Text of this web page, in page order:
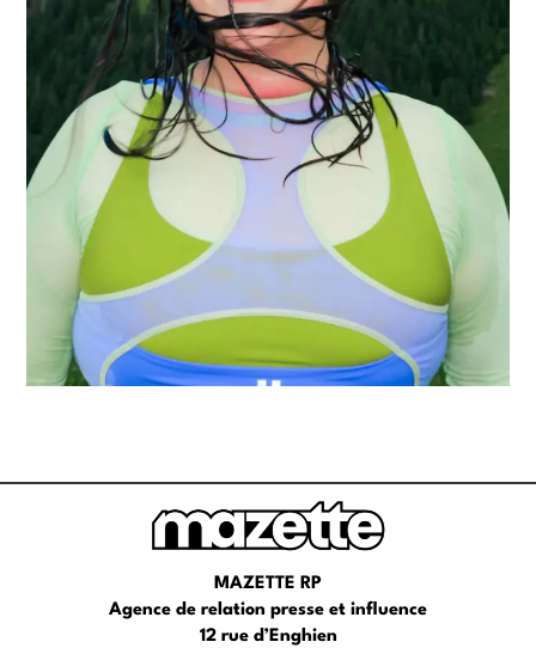
MAZETTE RP
Agence de relation presse et influence
12 rue d’Enghien